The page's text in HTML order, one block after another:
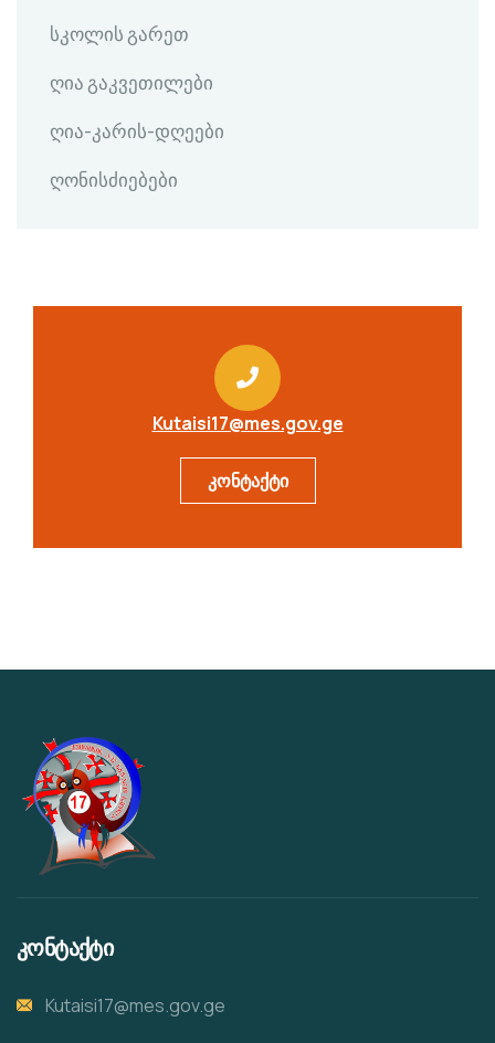
სკოლის გარეთ
ღია გაკვეთილები
ღია-კარის-დღეები
ღონისძიებები
Kutaisi17@mes.gov.ge
კონტაქტი
კონტაქტი
Kutaisi17@mes.gov.ge